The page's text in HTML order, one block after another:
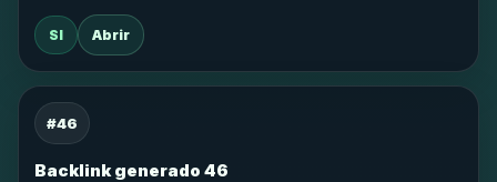
SI Abrir
#46
Backlink generado 46